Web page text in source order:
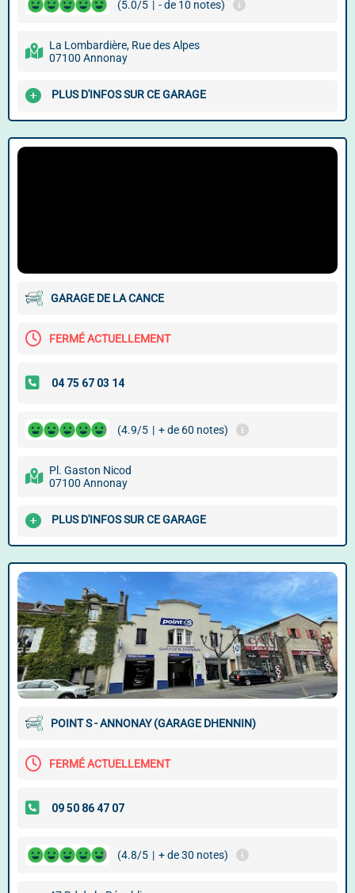
(5.0/5 | - de 10 notes)
La Lombardière, Rue des Alpes
07100 Annonay
PLUS D'INFOS SUR CE GARAGE
GARAGE DE LA CANCE
FERMÉ ACTUELLEMENT
(4.9/5 | + de 60 notes)
Pl. Gaston Nicod
07100 Annonay
PLUS D'INFOS SUR CE GARAGE
POINT S - ANNONAY (GARAGE DHENNIN)
FERMÉ ACTUELLEMENT
(4.8/5 | + de 30 notes)